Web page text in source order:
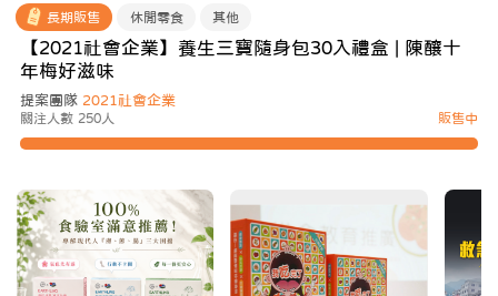
長期販售 休閒零食 其他
【2021社會企業】養生三寶隨身包30入禮盒 | 陳釀十
年梅好滋味
提案團隊 2021社會企業
關注人數 250人 販售中